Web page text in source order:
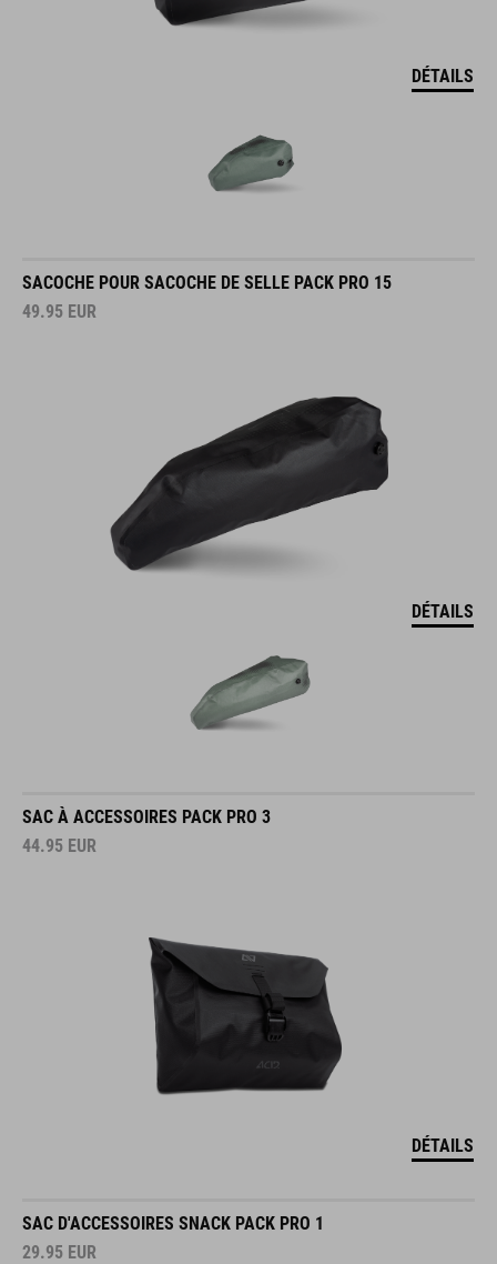
DÉTAILS
SACOCHE POUR SACOCHE DE SELLE PACK PRO 15
49.95 EUR
DÉTAILS
SAC À ACCESSOIRES PACK PRO 3
44.95 EUR
DÉTAILS
SAC D'ACCESSOIRES SNACK PACK PRO 1
29.95 EUR